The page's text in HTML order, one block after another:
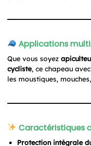
Applications
Que vous soyez
cycliste, ce chapeau
les moustiques,
Caractéristiques
Protection intégrale